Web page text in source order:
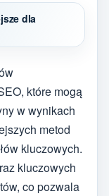
dla
które mogą
w wynikach
metod
kluczowych.
kluczowych
co pozwala